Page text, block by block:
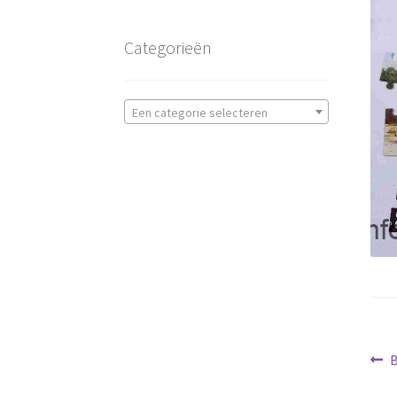
Categorieën
Een categorie selecteren